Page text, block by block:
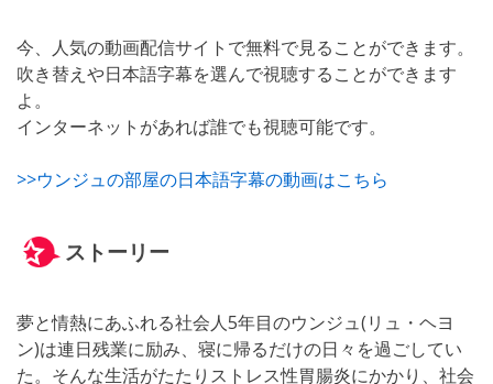
今、人気の動画配信サイトで無料で見ることができます。
吹き替えや日本語字幕を選んで視聴することができます
よ。
インターネットがあれば誰でも視聴可能です。
>>ウンジュの部屋の日本語字幕の動画はこちら
ストーリー
夢と情熱にあふれる社会人5年目のウンジュ(リュ・ヘヨ
ン)は連日残業に励み、寝に帰るだけの日々を過ごしてい
た。そんな生活がたたりストレス性胃腸炎にかかり、社会